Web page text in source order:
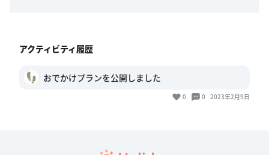
アクティビティ履歴
おでかけプランを公開しました
0 0 2023年2月9日